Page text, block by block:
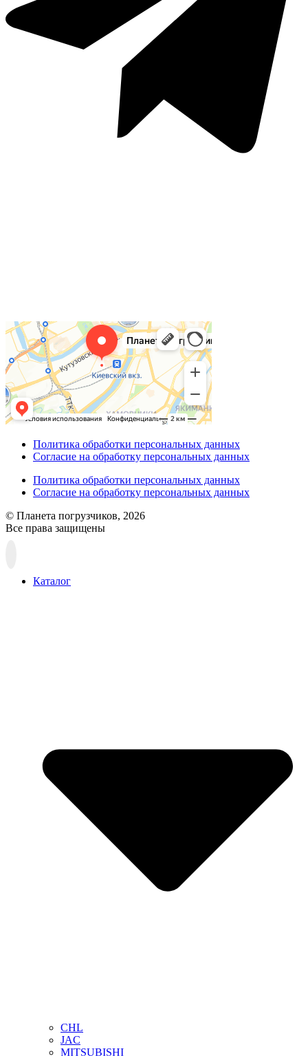
Политика обработки персональных данных
Согласие на обработку персональных данных
Политика обработки персональных данных
Согласие на обработку персональных данных
© Планета погрузчиков, 2026
Все права защищены
Каталог
CHL
JAC
MITSUBISHI